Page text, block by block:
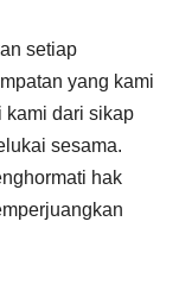
setiap
yang kami
kami dari sikap
sesama.
hak